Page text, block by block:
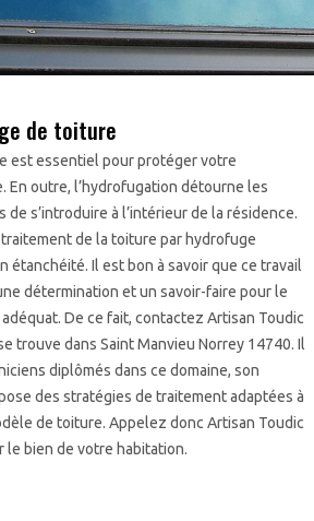
de toiture
est essentiel pour protéger votre
En outre, l’hydrofugation détourne les
s’introduire à l’intérieur de la résidence.
de la toiture par hydrofuge
étanchéité. Il est bon à savoir que ce travail
détermination et un savoir-faire pour le
De ce fait, contactez Artisan Toudic
trouve dans Saint Manvieu Norrey 14740. Il
diplômés dans ce domaine, son
des stratégies de traitement adaptées à
de toiture. Appelez donc Artisan Toudic
le bien de votre habitation.